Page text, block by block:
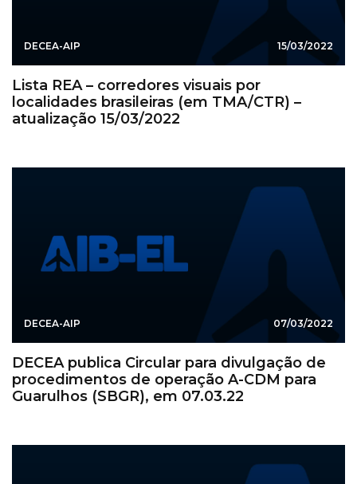
DECEA-AIP 15/03/2022
Lista REA – corredores visuais por
localidades brasileiras (em TMA/CTR) –
atualização 15/03/2022
DECEA-AIP 07/03/2022
DECEA publica Circular para divulgação de
procedimentos de operação A-CDM para
Guarulhos (SBGR), em 07.03.22